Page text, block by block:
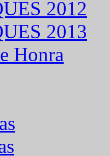
2012
2013
Honra